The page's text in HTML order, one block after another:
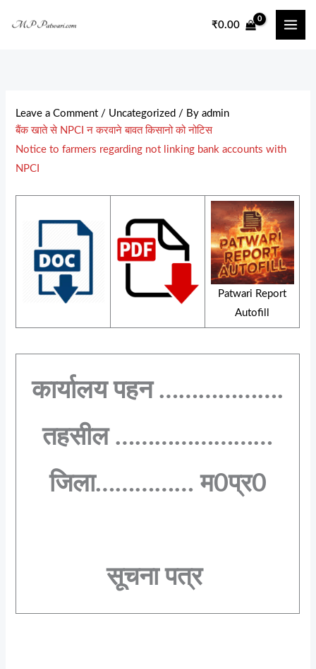
₹0.00
Leave a Comment / Uncategorized / Byadmin
बैंक खाते से NPCI न करवाने बावत किसानो को नोटिस
Notice to farmers regarding not linking bank accounts with
NPCI
Patwari Report
Autofill
कार्यालय पहन ……………….
तहसील ……………………
जिला…………… म0प्र0
सूचना पत्र